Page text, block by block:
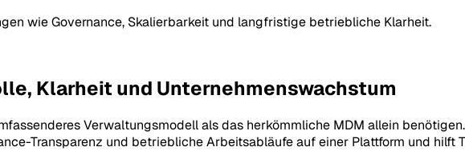
wie Governance, Skalierbarkeit und langfristige betriebliche Klarheit.
Klarheit und Unternehmenswachstum
Verwaltungsmodell als das herkömmliche MDM allein
Transparenz und betriebliche Arbeitsabläufe auf einer Plattform und hilft